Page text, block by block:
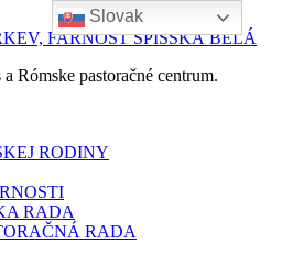
FARNOSŤ SPIŠSKÁ BELÁ
Rómske pastoračné centrum.
RODINY
RADA
RADA
Slovak